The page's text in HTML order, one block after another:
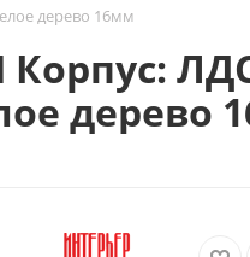
дерево 16мм
дерево